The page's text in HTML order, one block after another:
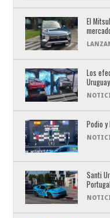
El
Los
Uruguay
Podio
Santi
Portugal